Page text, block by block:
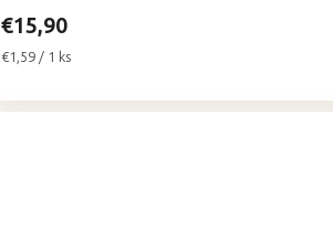
€15,90
Jednotková
€1,59 / 1 ks